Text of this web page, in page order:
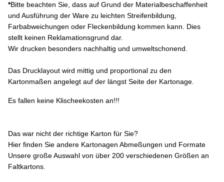
*Bitte beachten Sie, dass auf Grund der Materialbeschaffenheit
und Ausführung der Ware zu leichten Streifenbildung,
Farbabweichungen oder Fleckenbildung kommen kann. Dies
stellt keinen Reklamationsgrund dar.
Wir drucken besonders nachhaltig und umweltschonend.
Das Drucklayout wird mittig und proportional zu den
Kartonmaßen angelegt auf der längst Seite der Kartonage.
Es fallen keine Klischeekosten an!!!
Das war nicht der richtige Karton für Sie?
Hier finden Sie andere Kartonagen Abmeßungen und Formate
Unsere große Auswahl von über 200 verschiedenen Größen an
Faltkartons.